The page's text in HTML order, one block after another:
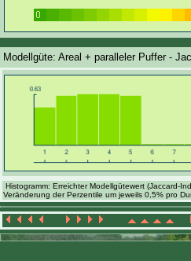
Modellgüte: Areal + paralleler Puffer -
Histogramm: Erreichter Modellgütewert (Jaccard-
Veränderung der Perzentile um jeweils 0,5% pro